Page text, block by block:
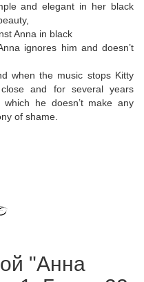
and elegant in her black
Anna in black
ignores him and doesn’t
when the music stops Kitty
and for several years
he doesn’t make any
of shame.
"Анна